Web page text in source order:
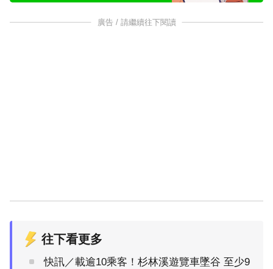
廣告 / 請繼續往下閱讀
往下看更多
快訊／載逾10乘客！杉林溪遊覽車墜谷 至少9